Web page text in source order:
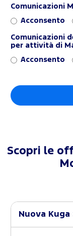
Comunicazioni
Acconsento
Comunicazioni
per attività di
Acconsento
Scopri le
Nuova